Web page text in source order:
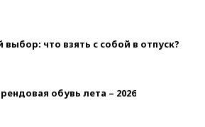
что взять с собой в отпуск?
обувь лета – 2026